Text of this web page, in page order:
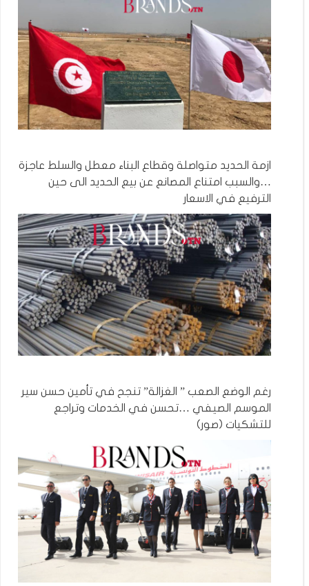
ازمة الحديد متواصلة وقطاع البناء معطل والسلط عاجزة
…والسبب امتناع المصانع عن بيع الحديد الى حين
الترفيع في الاسعار
رغم الوضع الصعب ” الغزالة” تنجح في تأمين حسن سير
الموسم الصيفي …تحسن في الخدمات وتراجع
للتشكيات (صور)